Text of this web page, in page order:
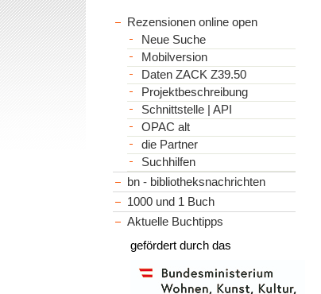
Rezensionen online open
Neue Suche
Mobilversion
Daten ZACK Z39.50
Projektbeschreibung
Schnittstelle | API
OPAC alt
die Partner
Suchhilfen
bn - bibliotheksnachrichten
1000 und 1 Buch
Aktuelle Buchtipps
gefördert durch das